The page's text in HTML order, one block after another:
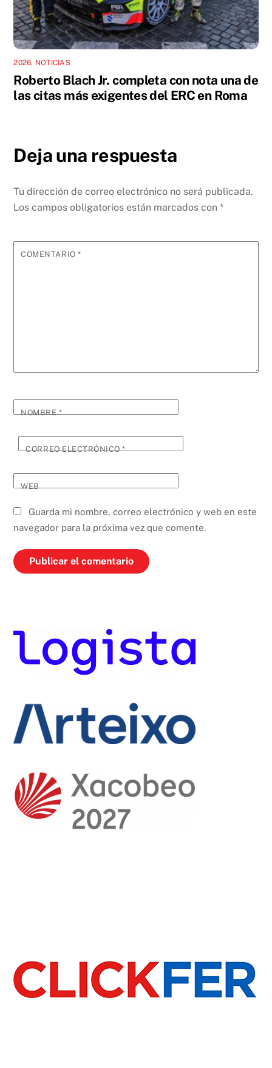
2026, NOTICIAS
Roberto Blach Jr. completa con nota una de
las citas más exigentes del ERC en Roma
Deja una respuesta
Tu dirección de correo electrónico no será publicada.
Los campos obligatorios están marcados con*
COMENTARIO*
NOMBRE*
CORREO ELECTRÓNICO*
WEB
Guarda mi nombre, correo electrónico y web en este
navegador para la próxima vez que comente.